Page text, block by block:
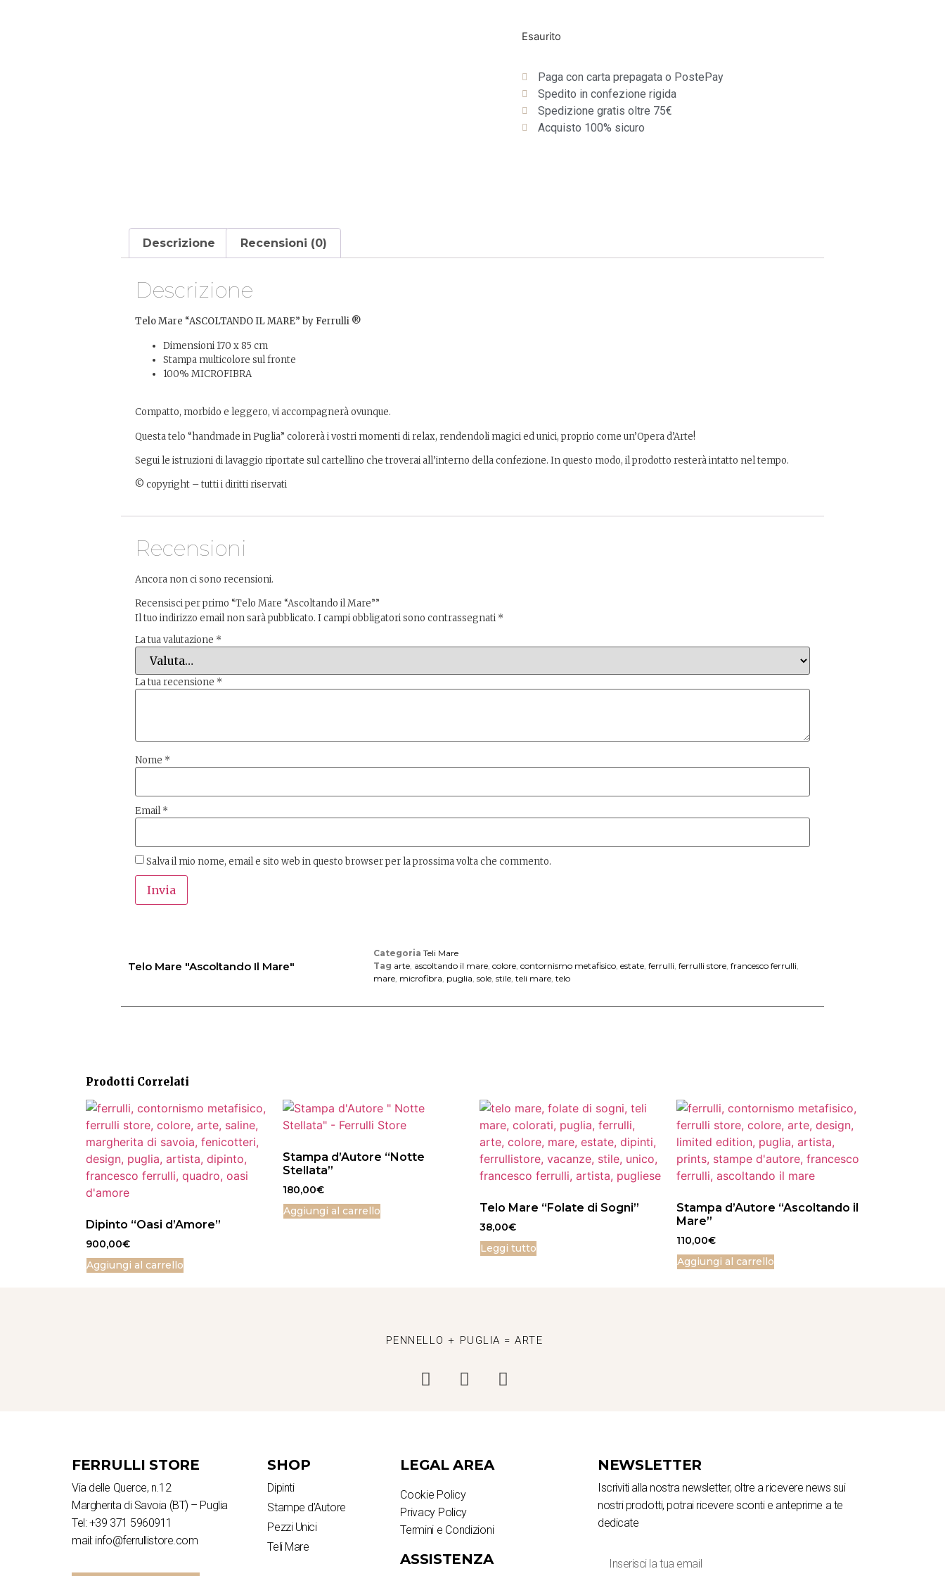
Esaurito
Paga con carta prepagata o PostePay
Spedito in confezione rigida
Spedizione gratis oltre 75€
Acquisto 100% sicuro
Descrizione Recensioni (0)
Descrizione
Telo Mare “ASCOLTANDO IL MARE” by Ferrulli ®️
Dimensioni 170 x 85 cm
Stampa multicolore sul fronte
100% MICROFIBRA
Compatto, morbido e leggero, vi accompagnerà ovunque.
Questa telo “handmade in Puglia” colorerà i vostri momenti di relax, rendendoli magici ed unici, proprio come un’Opera d’Arte!
Segui le istruzioni di lavaggio riportate sul cartellino che troverai all’interno della confezione. In questo modo, il prodotto resterà intatto nel tempo.
©️ copyright – tutti i diritti riservati
Recensioni
Ancora non ci sono recensioni.
Recensisci per primo “Telo Mare “Ascoltando il Mare””
Il tuo indirizzo email non sarà pubblicato. I campi obbligatori sono contrassegnati *
La tua valutazione *
La tua recensione *
Nome *
Email*
Salva il mio nome, email e sito web in questo browser per la prossima volta che commento.
Telo Mare "Ascoltando Il Mare"
Categoria Teli Mare
Tag arte, ascoltando il mare, colore, contornismo metafisico, estate, ferrulli, ferrulli store, francesco ferrulli,
mare, microfibra, puglia, sole, stile, teli mare, telo
Prodotti Correlati
Dipinto “Oasi d’Amore”
900,00€
Aggiungi al carrello
Stampa d’Autore “Notte
Stellata”
180,00€
Aggiungi al carrello Telo Mare “Folate di Sogni”
38,00€
Leggi tutto
Stampa d’Autore “Ascoltando il
Mare”
110,00€
Aggiungi al carrello
PENNELLO + PUGLIA = ARTE
FERRULLI STORE
Via delle Querce, n.12
Margherita di Savoia (BT) – Puglia
Tel: +39 371 5960911
mail: info@ferrullistore.com
SHOP
Dipinti
Stampe d’Autore
Pezzi Unici
Teli Mare
LEGAL AREA
Cookie Policy
Privacy Policy
Termini e Condizioni
ASSISTENZA
NEWSLETTER
Iscriviti alla nostra newsletter, oltre a ricevere news sui
nostri prodotti, potrai ricevere sconti e anteprime a te
dedicate